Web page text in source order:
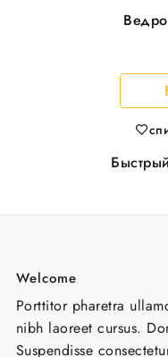
Welcome
Porttitor pharetra
nibh laoreet cursus.
Suspendisse